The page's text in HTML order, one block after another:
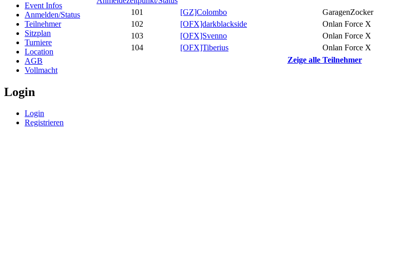
Event Infos
Anmelden/Status
Teilnehmer
Sitzplan
Turniere
Location
AGB
Vollmacht
Login
Login
Registrieren
101 [GZ]Colombo GaragenZocker
102
[OFX]darkblackside Onlan Force X
103
[OFX]Svenno Onlan Force X
104
[OFX]Tiberius Onlan Force X
Zeige alle Teilnehmer